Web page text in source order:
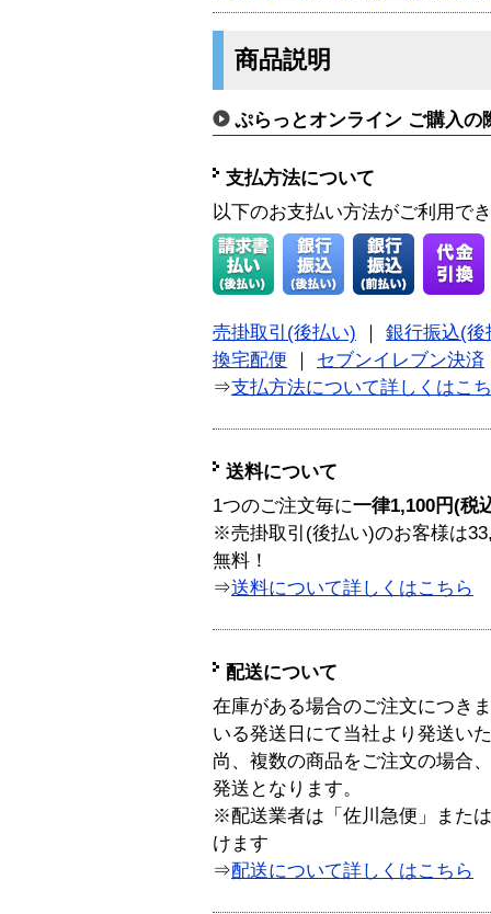
商品説明
ぷらっとオンライン ご購入の
支払方法について
以下のお支払い方法がご利用で
売掛取引(後払い)
銀行振込(後
換宅配便
セブンイレブン決済
⇒支払方法について詳しくはこ
送料について
1つのご注文毎に一律1,100円(税
※売掛取引(後払い)のお客様は
無料！
⇒送料について詳しくはこちら
配送について
在庫がある場合のご注文につき
いる発送日にて当社より発送い
尚、複数の商品をご注文の場合
発送となります。
※配送業者は「佐川急便」また
けます
⇒配送について詳しくはこちら